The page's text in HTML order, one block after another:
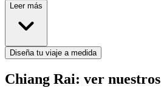
Leer más
Diseña tu viaje a medida
Chiang Rai: ver